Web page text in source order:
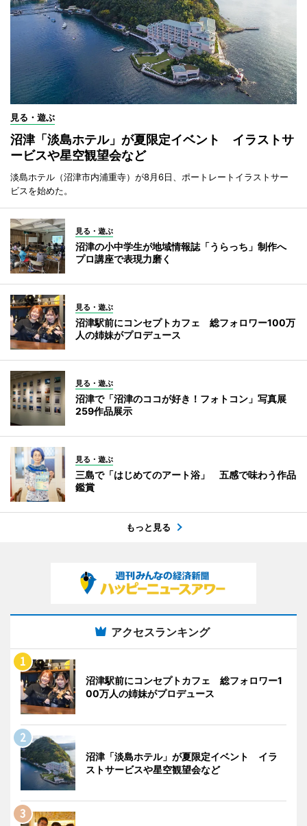
見る・遊ぶ
沼津「淡島ホテル」が夏限定イベント イラストサ
ービスや星空観望会など
淡島ホテル（沼津市内浦重寺）が8月6日、ポートレートイラストサー
ビスを始めた。
見る・遊ぶ
沼津の小中学生が地域情報誌「うらっち」制作へ
プロ講座で表現力磨く
見る・遊ぶ
沼津駅前にコンセプトカフェ 総フォロワー100万
人の姉妹がプロデュース
見る・遊ぶ
沼津で「沼津のココが好き！フォトコン」写真展
259作品展示
見る・遊ぶ
三島で「はじめてのアート浴」 五感で味わう作品
鑑賞
もっと見る
アクセスランキング
沼津駅前にコンセプトカフェ 総フォロワー1
00万人の姉妹がプロデュース
沼津「淡島ホテル」が夏限定イベント イラ
ストサービスや星空観望会など